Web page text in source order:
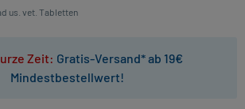
us. vet. Tabletten
Zeit: Gratis-Versand* ab 19€
Mindestbestellwert!